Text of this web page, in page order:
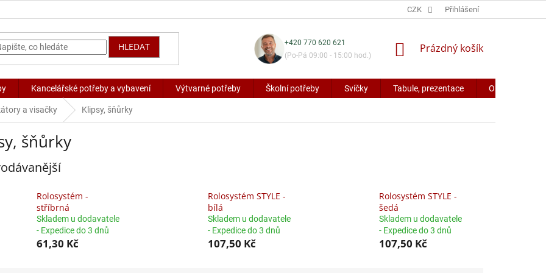
CZK Přihlášení
HLEDAT
+420 770 620 621
(Po-Pá 09:00 - 15:00 hod.)
NÁKUPNÍ
Prázdný košík
Kancelářské potřeby a vybavení Výtvarné potřeby Školní potřeby Svíčky Tabule, prezentace Obaly a
a visačky Klipsy, šňůrky
šňůrky
Rolosystém -
stříbrná
Skladem u dodavatele
- Expedice do 3 dnů
61,30 Kč
Rolosystém STYLE -
bílá
Skladem u dodavatele
- Expedice do 3 dnů
107,50 Kč
Rolosystém STYLE -
šedá
Skladem u dodavatele
- Expedice do 3 dnů
107,50 Kč